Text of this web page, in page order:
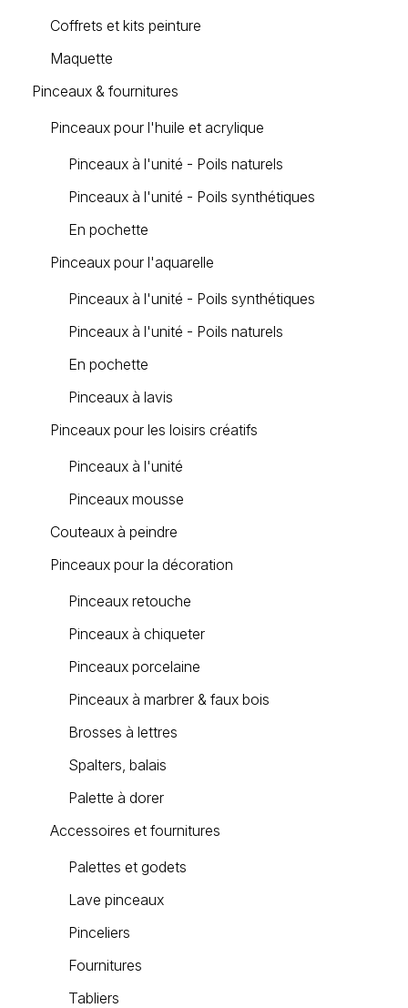
Coffrets et kits peinture
Maquette
Pinceaux & fournitures
Pinceaux pour l'huile et acrylique
Pinceaux à l'unité - Poils naturels
Pinceaux à l'unité - Poils synthétiques
En pochette
Pinceaux pour l'aquarelle
Pinceaux à l'unité - Poils synthétiques
Pinceaux à l'unité - Poils naturels
En pochette
Pinceaux à lavis
Pinceaux pour les loisirs créatifs
Pinceaux à l'unité
Pinceaux mousse
Couteaux à peindre
Pinceaux pour la décoration
Pinceaux retouche
Pinceaux à chiqueter
Pinceaux porcelaine
Pinceaux à marbrer & faux bois
Brosses à lettres
Spalters, balais
Palette à dorer
Accessoires et fournitures
Palettes et godets
Lave pinceaux
Pinceliers
Fournitures
Tabliers